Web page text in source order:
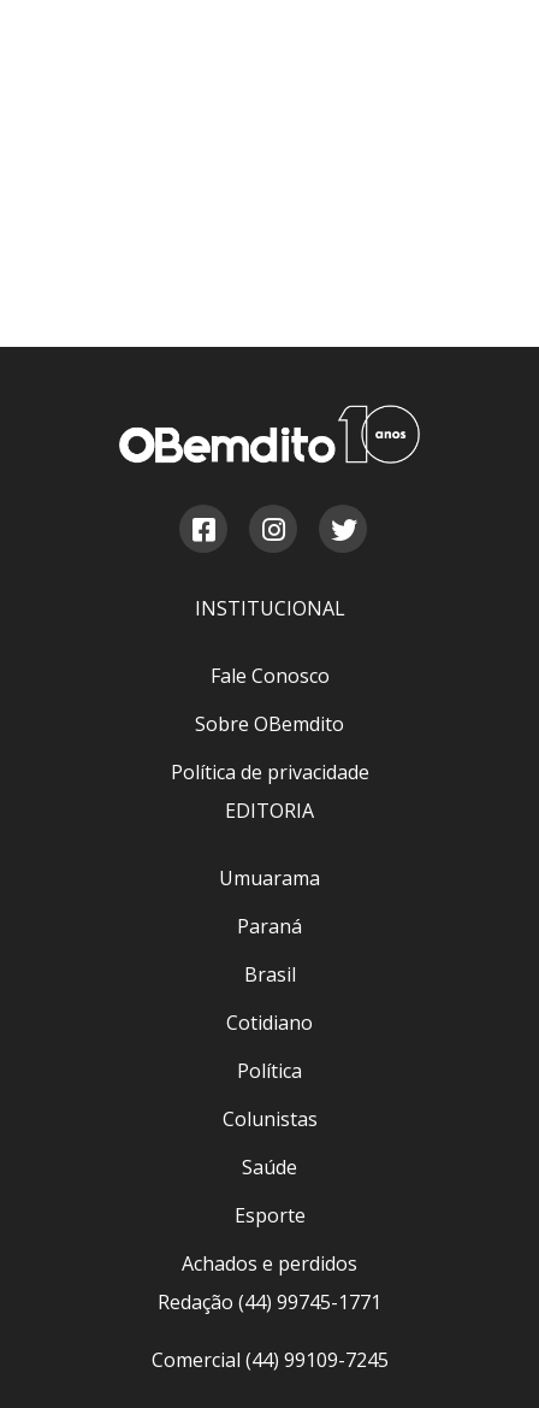
INSTITUCIONAL
Fale Conosco
Sobre OBemdito
Política de privacidade
EDITORIA
Umuarama
Paraná
Brasil
Cotidiano
Política
Colunistas
Saúde
Esporte
Achados e perdidos
Redação (44) 99745-1771
Comercial (44) 99109-7245